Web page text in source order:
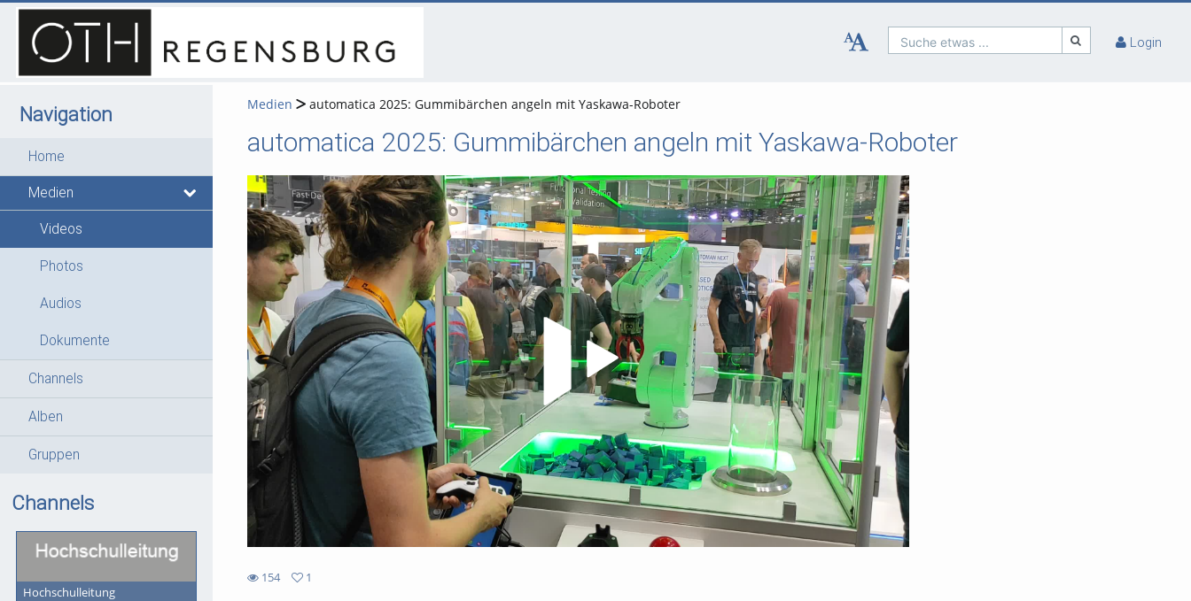
Suche etwas ... Login
Navigation
Home
Medien
Videos
Photos
Audios
Dokumente
Channels
Alben
Gruppen
Channels
Hochschulleitung
Medien automatica 2025: Gummibärchen angeln mit Yaskawa-Roboter
automatica 2025: Gummibärchen angeln mit Yaskawa-Roboter
Video abspielen
154
1